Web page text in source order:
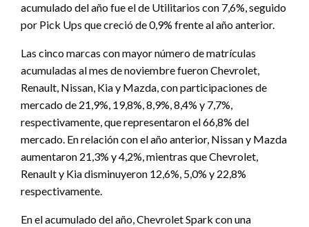
acumulado del año fue el de Utilitarios con 7,6%, seguido
por Pick Ups que creció de 0,9% frente al año anterior.
Las cinco marcas con mayor número de matrículas
acumuladas al mes de noviembre fueron Chevrolet,
Renault, Nissan, Kia y Mazda, con participaciones de
mercado de 21,9%, 19,8%, 8,9%, 8,4% y 7,7%,
respectivamente, que representaron el 66,8% del
mercado. En relación con el año anterior, Nissan y Mazda
aumentaron 21,3% y 4,2%, mientras que Chevrolet,
Renault y Kia disminuyeron 12,6%, 5,0% y 22,8%
respectivamente.
En el acumulado del año, Chevrolet Spark con una